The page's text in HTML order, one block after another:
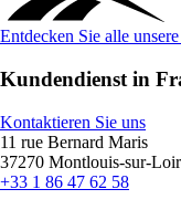
Entdecken Sie alle
Kundendienst in
Kontaktieren Sie uns
11 rue Bernard Maris
37270 Montlouis-sur-
+33 1 86 47 62 58